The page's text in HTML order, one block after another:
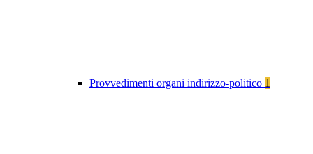
Provvedimenti organi indirizzo-politico 1